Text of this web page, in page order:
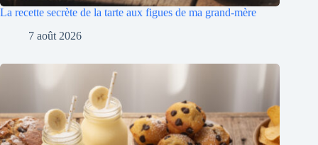
La recette secrète de la tarte aux figues de ma grand-mère
7 août 2026